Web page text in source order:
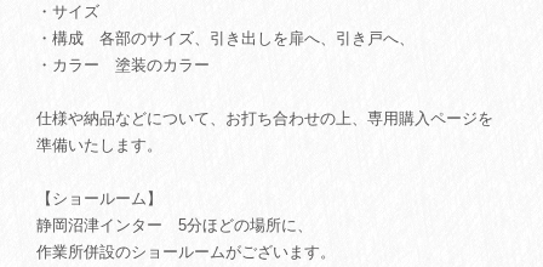
・サイズ
・構成 各部のサイズ、引き出しを扉へ、引き戸へ、
・カラー 塗装のカラー
仕様や納品などについて、お打ち合わせの上、専用購入ページを
準備いたします。
【ショールーム】
静岡沼津インター 5分ほどの場所に、
作業所併設のショールームがございます。